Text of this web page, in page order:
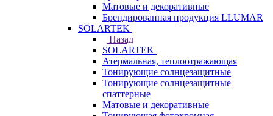
Матовые и декоративные
Брендированная продукция LLUMAR
SOLARTEK
Назад
SOLARTEK
Атермальная, теплоотражающая
Тонирующие солнцезащитные
Тонирующие солнцезащитные
спаттерные
Матовые и декоративные